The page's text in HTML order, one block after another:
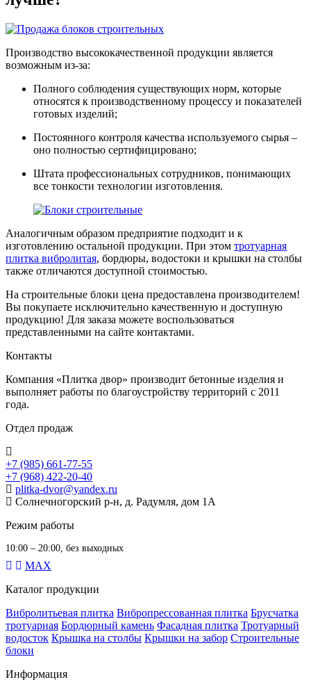
Производство высококачественной продукции является
возможным из-за:
Полного соблюдения существующих норм, которые
относятся к производственному процессу и показателей
готовых изделий;
Постоянного контроля качества используемого сырья –
оно полностью сертифицировано;
Штата профессиональных сотрудников, понимающих
все тонкости технологии изготовления.
Аналогичным образом предприятие подходит и к
изготовлению остальной продукции. При этом тротуарная
плитка вибролитая, бордюры, водостоки и крышки на столбы
также отличаются доступной стоимостью.
На строительные блоки цена предоставлена производителем!
Вы покупаете исключительно качественную и доступную
продукцию! Для заказа можете воспользоваться
представленными на сайте контактами.
Контакты
Компания «Плитка двор» производит бетонные изделия и
выполняет работы по благоустройству территорий с 2011
года.
Отдел продаж
+7 (985) 661-77-55
+7 (968) 422-20-40
plitka-dvor@yandex.ru
Солнечногорский р-н, д. Радумля, дом 1А
Режим работы
10:00 – 20:00, без выходных
MAX
Каталог продукции
Вибролитьевая плитка Вибропрессованная плитка Брусчатка
тротуарная Бордюрный камень Фасадная плитка Тротуарный
водосток Крышка на столбы Крышки на забор Строительные
блоки
Информация